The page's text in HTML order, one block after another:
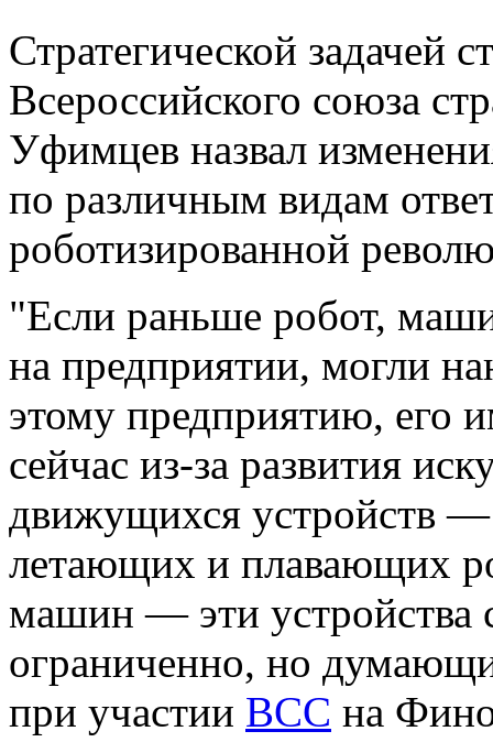
Стратегической задачей
Всероссийского союза
Уфимцев назвал
по различным видам
роботизированной
"Если раньше робот,
на предприятии, могли
этому предприятию, его
сейчас из-за развития
движущихся устройств
летающих и плавающих
машин — эти устройства
ограниченно, но
при участии ВСС на